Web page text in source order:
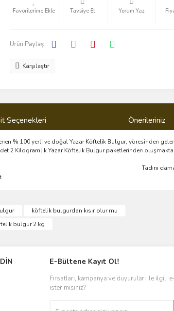
Tavsiye Et Yorum Yaz
Ürün Paylaş :
Karşılaştır
Seçenekleri Önerileriniz
% 100 yerli ve doğal Yazar Köftelik Bulgur, yöresinden
2 Kilogramlık Yazar Köftelik Bulgur paketlerinden
Tadını
köftelik bulgurdan kısır olur mu
bulgur 2 kg
E-Bültene Kayıt Ol!
Fırsatları, kampanya ve duyuruları ile ilgili
ister misiniz?